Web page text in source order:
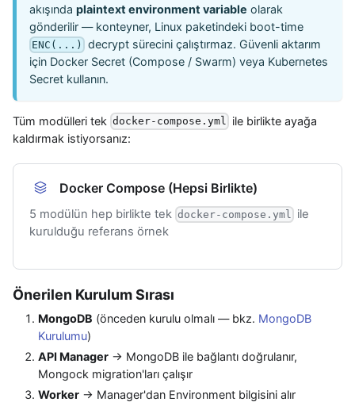
akışında plaintext environment variable olarak
gönderilir — konteyner, Linux paketindeki boot-time
ENC(...)
decrypt sürecini çalıştırmaz. Güvenli aktarım
için Docker Secret (Compose / Swarm) veya Kubernetes
Secret kullanın.
Tüm modülleri tek docker-compose.yml ile birlikte ayağa
kaldırmak istiyorsanız:
Docker Compose (Hepsi Birlikte)
5 modülün hep birlikte tek docker-compose.yml ile
kurulduğu referans örnek
Önerilen Kurulum Sırası
MongoDB (önceden kurulu olmalı — bkz. MongoDB
Kurulumu)
API Manager → MongoDB ile bağlantı doğrulanır,
Mongock migration'ları çalışır
Worker → Manager'dan Environment bilgisini alır